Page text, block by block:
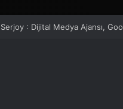
UETDS Nedir ? Uetds.com İle